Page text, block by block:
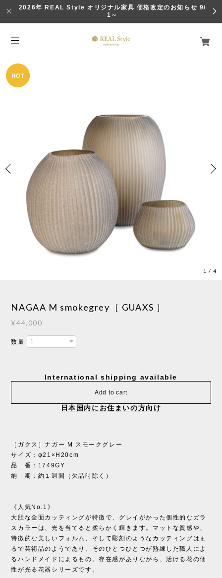
2026年 REAL Style オリジナル家具 価格改定のお知らせ 9/
1～
1 /4
NAGAA M smokegrey［ GUAXS ］
¥44,000
数量
International shipping available
Add to cart
日本国内にお住まいの方向け
［ガクス］ナガー M スモークグレー
サイズ：φ21×H20cm
品 番：1749GY
納 期：約１週間（欠品時除く）
《人気No.1》
大胆な全面カッティングが特徴で、グレイがかった個性的なガラ
スカラーは、光を当てると柔らかく輝きます。マットな質感や、
特徴的な美しいフォルム、そして彫刻のようなカッティングはま
るで芸術品のようであり、そのひとつひとつが熟練した職人によ
るハンドメイドによるもの。存在感がありながら、活ける花の個
性が光る花器シリーズです。